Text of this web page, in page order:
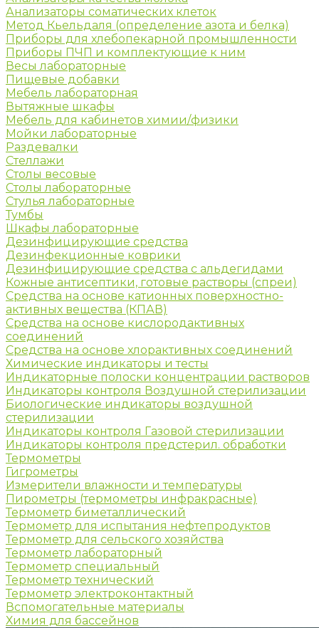
Анализаторы соматических клеток
Метод Кьельдаля (определение азота и белка)
Приборы для хлебопекарной промышленности
Приборы ПЧП и комплектующие к ним
Весы лабораторные
Пищевые добавки
Мебель лабораторная
Вытяжные шкафы
Мебель для кабинетов химии/физики
Мойки лабораторные
Раздевалки
Стеллажи
Столы весовые
Столы лабораторные
Стулья лабораторные
Тумбы
Шкафы лабораторные
Дезинфицирующие средства
Дезинфекционные коврики
Дезинфицирующие средства с альдегидами
Кожные антисептики, готовые растворы (спреи)
Средства на основе катионных поверхностно-
активных вещества (КПАВ)
Средства на основе кислородактивных
соединений
Средства на основе хлорактивных соединений
Химические индикаторы и тесты
Индикаторные полоски концентрации растворов
Индикаторы контроля Воздушной стерилизации
Биологические индикаторы воздушной
стерилизации
Индикаторы контроля Газовой стерилизации
Индикаторы контроля предстерил. обработки
Термометры
Гигрометры
Измерители влажности и температуры
Пирометры (термометры инфракрасные)
Термометр биметаллический
Термометр для испытания нефтепродуктов
Термометр для сельского хозяйства
Термометр лабораторный
Термометр специальный
Термометр технический
Термометр электроконтактный
Вспомогательные материалы
Химия для бассейнов